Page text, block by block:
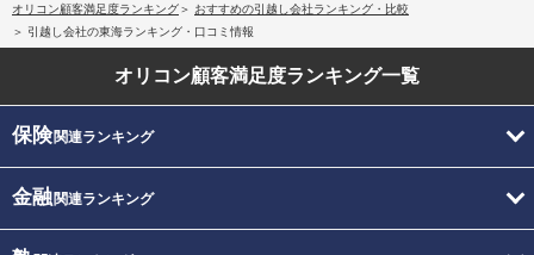
オリコン顧客満足度ランキング
おすすめの引越し会社ランキング・比較
引越し会社の東海ランキング・口コミ情報
オリコン顧客満足度ランキング一覧
保険関連ランキング
金融関連ランキング